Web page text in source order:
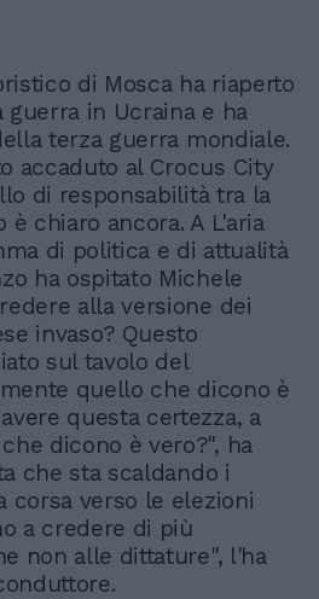
di Mosca ha riaperto
guerra in Ucraina e ha
terza guerra mondiale.
accaduto al Crocus City
di responsabilità tra la
è chiaro ancora. A L'aria
di politica e di attualità
ha ospitato Michele
alla versione dei
invaso? Questo
sul tavolo del
quello che dicono è
questa certezza, a
dicono è vero?", ha
che sta scaldando i
corsa verso le elezioni
a credere di più
non alle dittature", l'ha